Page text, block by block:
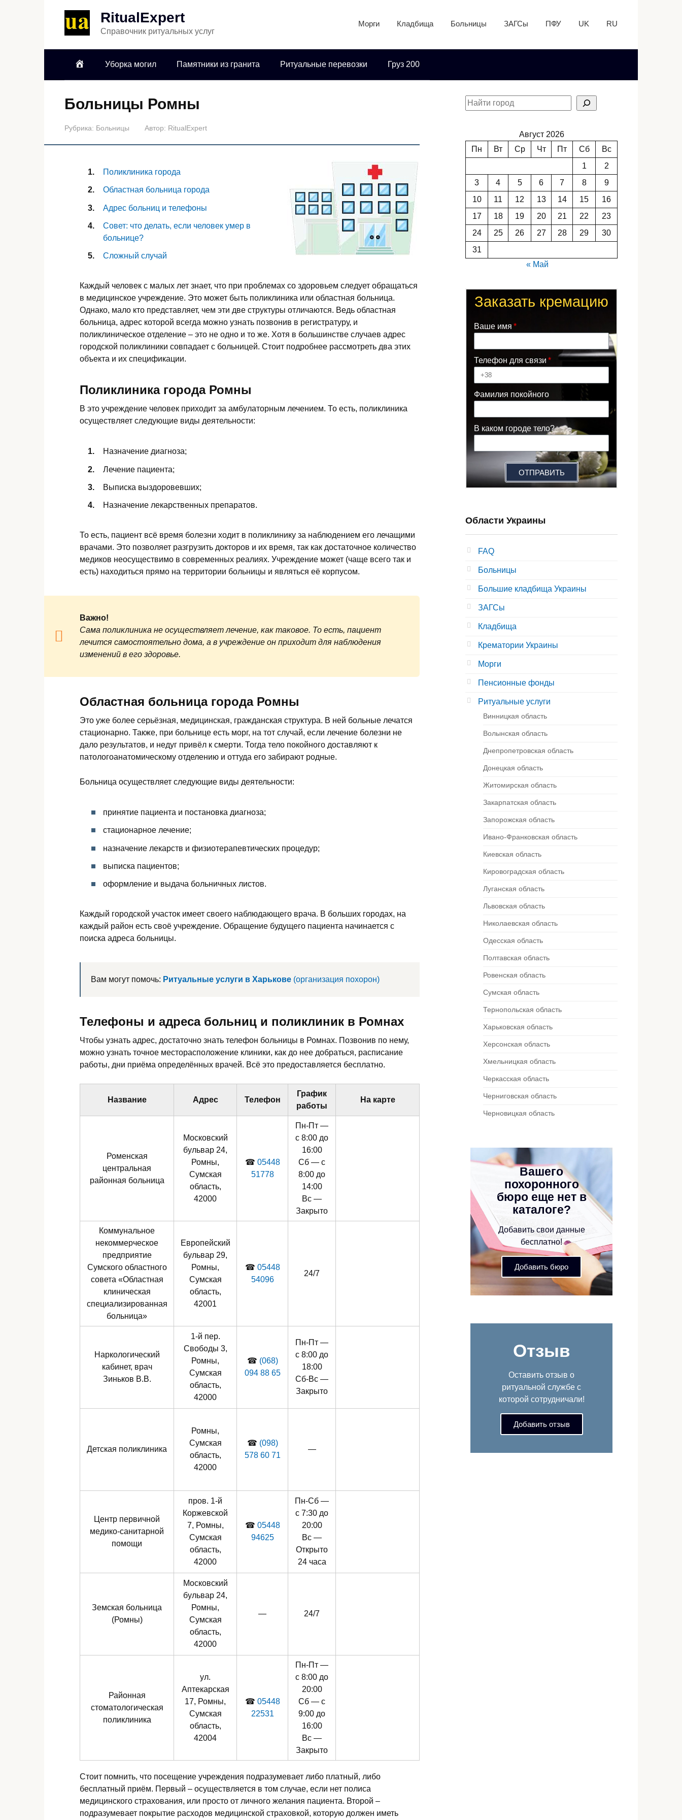
RitualExpert
Справочник ритуальных услуг
Морги Кладбища Больницы ЗАГСы ПФУ UK RU
Уборка могил Памятники из гранита Ритуальные перевозки Груз 200
Больницы Ромны
Рубрика: Больницы Автор: RitualExpert
Поликлиника города
Областная больница города
Адрес больниц и телефоны
Совет: что делать, если человек умер в
больнице?
Сложный случай
Каждый человек с малых лет знает, что при проблемах со здоровьем следует обращаться
в медицинское учреждение. Это может быть поликлиника или областная больница.
Однако, мало кто представляет, чем эти две структуры отличаются. Ведь областная
больница, адрес которой всегда можно узнать позвонив в регистратуру, и
поликлиническое отделение – это не одно и то же. Хотя в большинстве случаев адрес
городской поликлиники совпадает с больницей. Стоит подробнее рассмотреть два этих
объекта и их спецификации.
Поликлиника города Ромны
В это учреждение человек приходит за амбулаторным лечением. То есть, поликлиника
осуществляет следующие виды деятельности:
Назначение диагноза;
Лечение пациента;
Выписка выздоровевших;
Назначение лекарственных препаратов.
То есть, пациент всё время болезни ходит в поликлинику за наблюдением его лечащими
врачами. Это позволяет разгрузить докторов и их время, так как достаточное количество
медиков неосуществимо в современных реалиях. Учреждение может (чаще всего так и
есть) находиться прямо на территории больницы и являться её корпусом.
Важно!
Сама поликлиника не осуществляет лечение, как таковое. То есть, пациент
лечится самостоятельно дома, а в учреждение он приходит для наблюдения
изменений в его здоровье.
Областная больница города Ромны
Это уже более серьёзная, медицинская, гражданская структура. В ней больные лечатся
стационарно. Также, при больнице есть морг, на тот случай, если лечение болезни не
дало результатов, и недуг привёл к смерти. Тогда тело покойного доставляют к
патологоанатомическому отделению и оттуда его забирают родные.
Больница осуществляет следующие виды деятельности:
принятие пациента и постановка диагноза;
стационарное лечение;
назначение лекарств и физиотерапевтических процедур;
выписка пациентов;
оформление и выдача больничных листов.
Каждый городской участок имеет своего наблюдающего врача. В больших городах, на
каждый район есть своё учреждение. Обращение будущего пациента начинается с
поиска адреса больницы.
Вам могут помочь: Ритуальные услуги в Харькове (организация похорон)
Телефоны и адреса больниц и поликлиник в Ромнах
Чтобы узнать адрес, достаточно знать телефон больницы в Ромнах. Позвонив по нему,
можно узнать точное месторасположение клиники, как до нее добраться, расписание
работы, дни приёма определённых врачей. Всё это предоставляется бесплатно.
Название Адрес Телефон
График
работы
На карте
Роменская
центральная
районная больница
Московский
бульвар 24,
Ромны,
Сумская
область,
42000
☎ 05448
51778
Пн-Пт —
с 8:00 до
16:00
Сб — с
8:00 до
14:00
Вс —
Закрыто
Коммунальное
некоммерческое
предприятие
Сумского областного
совета «Областная
клиническая
специализированная
больница»
Европейский
бульвар 29,
Ромны,
Сумская
область,
42001
☎ 05448
54096
24/7
Наркологический
кабинет, врач
Зиньков В.В.
1-й пер.
Свободы 3,
Ромны,
Сумская
область,
42000
☎ (068)
094 88 65
Пн-Пт —
с 8:00 до
18:00
Сб-Вс —
Закрыто
Детская поликлиника
Ромны,
Сумская
область,
42000
☎ (098)
578 60 71
—
Центр первичной
медико-санитарной
помощи
пров. 1-й
Коржевской
7, Ромны,
Сумская
область,
42000
☎ 05448
94625
Пн-Сб —
с 7:30 до
20:00
Вс —
Открыто
24 часа
Земская больница
(Ромны)
Московский
бульвар 24,
Ромны,
Сумская
область,
42000
— 24/7
Районная
стоматологическая
поликлиника
ул.
Аптекарская
17, Ромны,
Сумская
область,
42004
☎ 05448
22531
Пн-Пт —
с 8:00 до
20:00
Сб — с
9:00 до
16:00
Вс —
Закрыто
Стоит помнить, что посещение учреждения подразумевает либо платный, либо
бесплатный приём. Первый – осуществляется в том случае, если нет полиса
медицинского страхования, или просто от личного желания пациента. Второй –
подразумевает покрытие расходов медицинской страховкой, которую должен иметь
Август 2026
Пн
Вт Ср Чт Пт Сб
Вс
1
2
3
4 5 6 7 8
9
10
11 12 13 14 15
16
17
18 19 20 21 22
23
24
25 26 27 28 29
30
31
« Май
Заказать кремацию
Ваше имя
Телефон для связи
Фамилия покойного
В каком городе тело?
ОТПРАВИТЬ
Области Украины
FAQ
Больницы
Большие кладбища Украины
ЗАГСы
Кладбища
Крематории Украины
Морги
Пенсионные фонды
Ритуальные услуги
Винницкая область
Волынская область
Днепропетровская область
Донецкая область
Житомирская область
Закарпатская область
Запорожская область
Ивано-Франковская область
Киевская область
Кировоградская область
Луганская область
Львовская область
Николаевская область
Одесская область
Полтавская область
Ровенская область
Сумская область
Тернопольская область
Харьковская область
Херсонская область
Хмельницкая область
Черкасская область
Черниговская область
Черновицкая область
Вашего
похоронного
бюро еще нет в
каталоге?
Добавить свои данные
бесплатно!
Добавить бюро
Отзыв
Оставить отзыв о
ритуальной службе с
которой сотрудничали!
Добавить отзыв